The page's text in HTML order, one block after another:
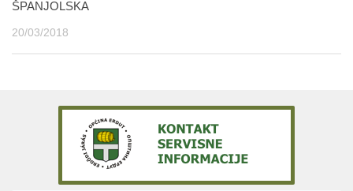
ŠPANJOLSKA
20/03/2018